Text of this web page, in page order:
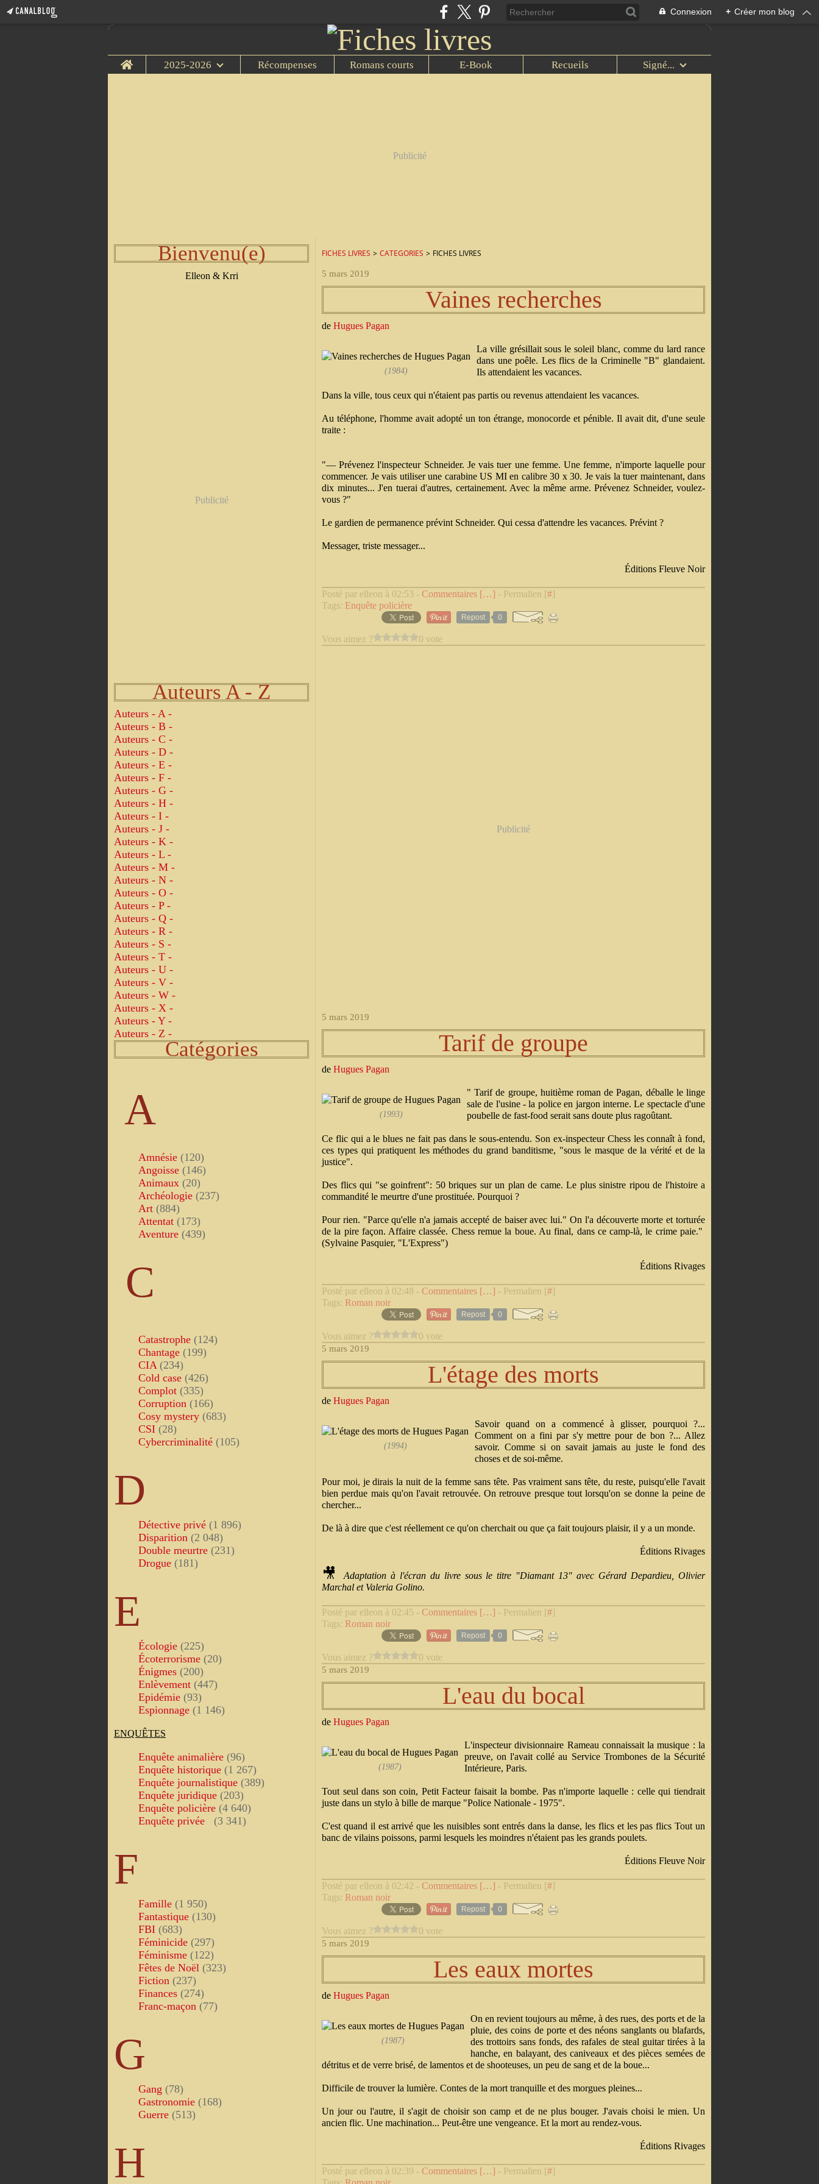
Connexion + Créer mon blog
Home 2025-2026 Récompenses Romans courts E-Book Recueils Signé...
Publicité
Bienvenu(e)
Elleon & Krri
Publicité
Auteurs A - Z
Auteurs - A -
Auteurs - B -
Auteurs - C -
Auteurs - D -
Auteurs - E -
Auteurs - F -
Auteurs - G -
Auteurs - H -
Auteurs - I -
Auteurs - J -
Auteurs - K -
Auteurs - L -
Auteurs - M -
Auteurs - N -
Auteurs - O -
Auteurs - P -
Auteurs - Q -
Auteurs - R -
Auteurs - S -
Auteurs - T -
Auteurs - U -
Auteurs - V -
Auteurs - W -
Auteurs - X -
Auteurs - Y -
Auteurs - Z -
Catégories
A
Amnésie (120)
Angoisse (146)
Animaux (20)
Archéologie (237)
Art (884)
Attentat (173)
Aventure (439)
C
Catastrophe (124)
Chantage (199)
CIA (234)
Cold case (426)
Complot (335)
Corruption (166)
Cosy mystery (683)
CSI (28)
Cybercriminalité (105)
D
Détective privé (1 896)
Disparition (2 048)
Double meurtre (231)
Drogue (181)
E
Écologie (225)
Écoterrorisme (20)
Énigmes (200)
Enlèvement (447)
Epidémie (93)
Espionnage (1 146)
ENQUÊTES
Enquête animalière (96)
Enquête historique (1 267)
Enquête journalistique (389)
Enquête juridique (203)
Enquête policière (4 640)
Enquête privée
(3 341)
F
Famille (1 950)
Fantastique (130)
FBI (683)
Féminicide (297)
Féminisme (122)
Fêtes de Noël (323)
Fiction (237)
Finances (274)
Franc-maçon (77)
G
Gang (78)
Gastronomie (168)
Guerre (513)
H
FICHES LIVRES > CATEGORIES > FICHES LIVRES
5 mars 2019
Vaines recherches
de Hugues Pagan
(1984)
La ville grésillait sous le soleil blanc, comme du lard rance
dans une poêle. Les flics de la Criminelle "B" glandaient.
Ils attendaient les vacances.
Dans la ville, tous ceux qui n'étaient pas partis ou revenus attendaient les vacances.
Au téléphone, l'homme avait adopté un ton étrange, monocorde et pénible. Il avait dit, d'une seule
traite :
"— Prévenez l'inspecteur Schneider. Je vais tuer une femme. Une femme, n'importe laquelle pour
commencer. Je vais utiliser une carabine US MI en calibre 30 x 30. Je vais la tuer maintenant, dans
dix minutes... J'en tuerai d'autres, certainement. Avec la même arme. Prévenez Schneider, voulez-
vous ?"
Le gardien de permanence prévint Schneider. Qui cessa d'attendre les vacances. Prévint ?
Messager, triste messager...
Éditions Fleuve Noir
Posté par elleon à 02:53 - Commentaires […] - Permalien [#]
Tags: Enquête policière
Repost 0
Vous aimez ? 0 vote
Publicité
5 mars 2019
Tarif de groupe
de Hugues Pagan
(1993)
" Tarif de groupe, huitième roman de Pagan, déballe le linge
sale de l'usine - la police en jargon interne. Le spectacle d'une
poubelle de fast-food serait sans doute plus ragoûtant.
Ce flic qui a le blues ne fait pas dans le sous-entendu. Son ex-inspecteur Chess les connaît à fond,
ces types qui pratiquent les méthodes du grand banditisme, "sous le masque de la vérité et de la
justice".
Des flics qui "se goinfrent": 50 briques sur un plan de came. Le plus sinistre ripou de l'histoire a
commandité le meurtre d'une prostituée. Pourquoi ?
Pour rien. "Parce qu'elle n'a jamais accepté de baiser avec lui." On l'a découverte morte et torturée
de la pire façon. Affaire classée. Chess remue la boue. Au final, dans ce camp-là, le crime paie."
(Sylvaine Pasquier, "L'Express")
Éditions Rivages
Posté par elleon à 02:48 - Commentaires […] - Permalien [#]
Tags: Roman noir
Repost 0
Vous aimez ? 0 vote
5 mars 2019
L'étage des morts
de Hugues Pagan
(1994)
Savoir quand on a commencé à glisser, pourquoi ?...
Comment on a fini par s'y mettre pour de bon ?... Allez
savoir. Comme si on savait jamais au juste le fond des
choses et de soi-même.
Pour moi, je dirais la nuit de la femme sans tête. Pas vraiment sans tête, du reste, puisqu'elle l'avait
bien perdue mais qu'on l'avait retrouvée. On retrouve presque tout lorsqu'on se donne la peine de
chercher...
De là à dire que c'est réellement ce qu'on cherchait ou que ça fait toujours plaisir, il y a un monde.
Éditions Rivages
🎥 Adaptation à l'écran du livre sous le titre "Diamant 13" avec Gérard Depardieu, Olivier
Marchal et Valeria Golino.
Posté par elleon à 02:45 - Commentaires […] - Permalien [#]
Tags: Roman noir
Repost 0
Vous aimez ? 0 vote
5 mars 2019
L'eau du bocal
de Hugues Pagan
(1987)
L'inspecteur divisionnaire Rameau connaissait la musique : la
preuve, on l'avait collé au Service Trombones de la Sécurité
Intérieure, Paris.
Tout seul dans son coin, Petit Facteur faisait la bombe. Pas n'importe laquelle : celle qui tiendrait
juste dans un stylo à bille de marque "Police Nationale - 1975".
C'est quand il est arrivé que les nuisibles sont entrés dans la danse, les flics et les pas flics Tout un
banc de vilains poissons, parmi lesquels les moindres n'étaient pas les grands poulets.
Éditions Fleuve Noir
Posté par elleon à 02:42 - Commentaires […] - Permalien [#]
Tags: Roman noir
Repost 0
Vous aimez ? 0 vote
5 mars 2019
Les eaux mortes
de Hugues Pagan
(1987)
On en revient toujours au même, à des rues, des ports et de la
pluie, des coins de porte et des néons sanglants ou blafards,
des trottoirs sans fonds, des rafales de steal guitar tirées à la
hanche, en balayant, des caniveaux et des pièces semées de
détritus et de verre brisé, de lamentos et de shooteuses, un peu de sang et de la boue...
Difficile de trouver la lumière. Contes de la mort tranquille et des morgues pleines...
Un jour ou l'autre, il s'agit de choisir son camp et de ne plus bouger. J'avais choisi le mien. Un
ancien flic. Une machination... Peut-être une vengeance. Et la mort au rendez-vous.
Éditions Rivages
Posté par elleon à 02:39 - Commentaires […] - Permalien [#]